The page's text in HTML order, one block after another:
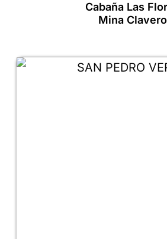
Cabaña Las
Mina Clavero